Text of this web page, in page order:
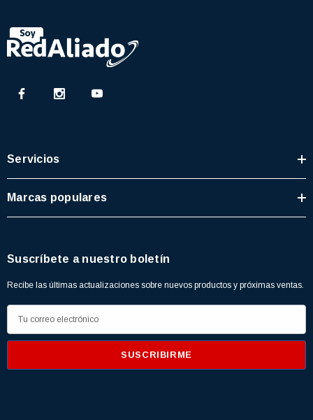
Servicios
Marcas populares
Suscríbete a nuestro boletín
Recibe las últimas actualizaciones sobre nuevos productos y próximas ventas.
i
e